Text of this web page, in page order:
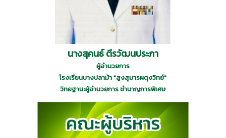
นางสุคนธ์ ตีรวัฒนประภา
ผู้อำนวยการ
โรงเรียนบางปลาม้า "สูงสุมารผดุงวิทย์"
วิทยฐานะผู้อำนวยการ ชำนาญการพิเศษ